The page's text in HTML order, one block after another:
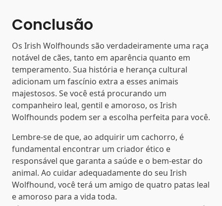
Conclusão
Os Irish Wolfhounds são verdadeiramente uma raça
notável de cães, tanto em aparência quanto em
temperamento. Sua história e herança cultural
adicionam um fascínio extra a esses animais
majestosos. Se você está procurando um
companheiro leal, gentil e amoroso, os Irish
Wolfhounds podem ser a escolha perfeita para você.
Lembre-se de que, ao adquirir um cachorro, é
fundamental encontrar um criador ético e
responsável que garanta a saúde e o bem-estar do
animal. Ao cuidar adequadamente do seu Irish
Wolfhound, você terá um amigo de quatro patas leal
e amoroso para a vida toda.